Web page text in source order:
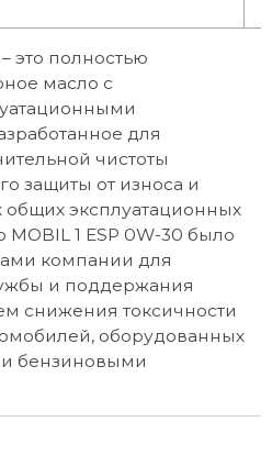
это полностью
масло с
для
чистоты
защиты от износа и
эксплуатационных
MOBIL 1 ESP 0W-30 было
компании для
и поддержания
снижения токсичности
оборудованных
и бензиновыми